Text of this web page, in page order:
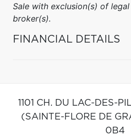
Sale with exclusion(s) of
broker(s).
FINANCIAL DETAILS
1101 CH. DU LAC-DES-
(SAINTE-FLORE DE
0B4